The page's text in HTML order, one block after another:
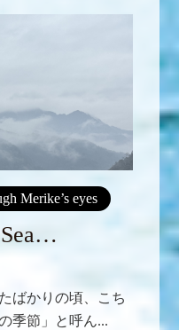
Merike’s eyes
ばかりの頃、こち
季節」と呼ん...